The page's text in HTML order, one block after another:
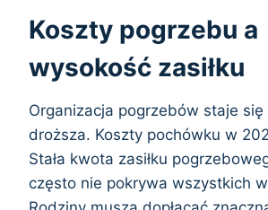
Koszty pogrzebu a
wysokość zasiłku
Organizacja pogrzebów staje się
droższa. Koszty pochówku w
Stała kwota zasiłku
często nie pokrywa wszystkich